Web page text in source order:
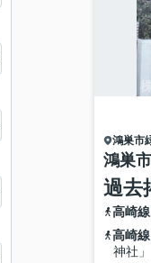
鴻巣市
鴻巣
過去
高崎線
高崎線
神社